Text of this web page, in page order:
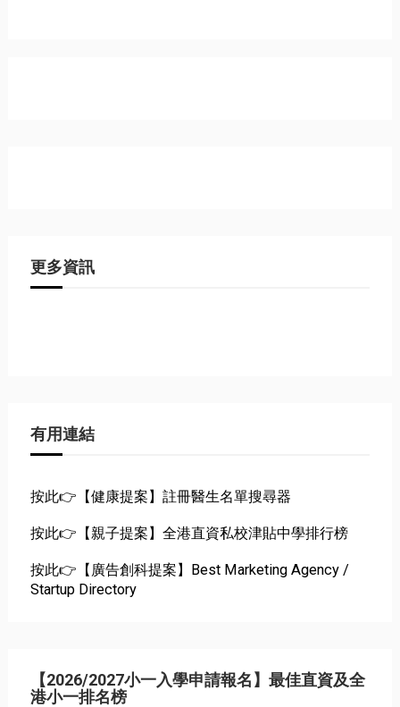
更多資訊
有用連結
按此👉【健康提案】註冊醫生名單搜尋器
按此👉【親子提案】全港直資私校津貼中學排行榜
按此👉【廣告創科提案】Best Marketing Agency /
Startup Directory
【2026/2027小一入學申請報名】最佳直資及全
港小一排名榜